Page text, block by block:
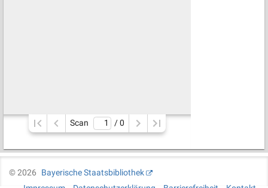
Scan / 0
©2026
Bayerische Staatsbibliothek